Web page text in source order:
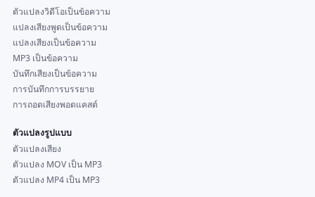
ตัวแปลงวิดีโอเป็นข้อความ
แปลงเสียงพูดเป็นข้อความ
แปลงเสียงเป็นข้อความ
MP3 เป็นข้อความ
บันทึกเสียงเป็นข้อความ
การบันทึกการบรรยาย
การถอดเสียงพอดแคสต์
ตัวแปลงรูปแบบ
ตัวแปลงเสียง
ตัวแปลง MOV เป็น MP3
ตัวแปลง MP4 เป็น MP3